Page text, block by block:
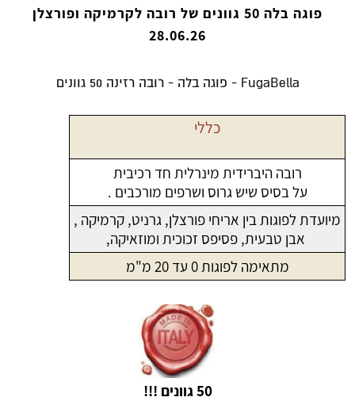
פוגה בלה 50 גוונים של רובה לקרמיקה ופורצלן
28.06.26
FugaBella - פוגה בלה - רובה רזינה 50 גוונים
כללי
רובה היברידית מינרלית חד רכיבית
על בסיס שיש גרוס ושרפים מורכבים .
מיועדת לפוגות בין אריחי פורצלן, גרניט, קרמיקה ,
אבן טבעית, פסיפס זכוכית ומוזאיקה,
מתאימה לפוגות 0 עד 20 מ"מ
50 גוונים !!!